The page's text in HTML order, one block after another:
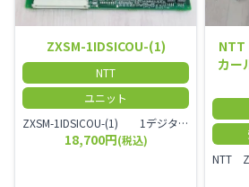
ZXSM-1IDSICOU-(1)
NTT
ユニット
ZXSM-1IDSICOU-(1) 1デジタル局線ユニット
18,700円(税込)
NTT
カー